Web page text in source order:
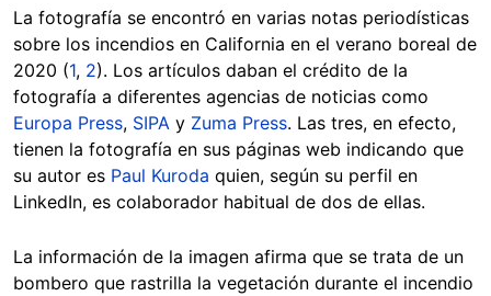
La fotografía se encontró en varias notas periodísticas
sobre los incendios en California en el verano boreal de
2020 (1, 2). Los artículos daban el crédito de la
fotografía a diferentes agencias de noticias como
Europa Press, SIPA y Zuma Press. Las tres, en efecto,
tienen la fotografía en sus páginas web indicando que
su autor es Paul Kuroda quien, según su perfil en
LinkedIn, es colaborador habitual de dos de ellas.
La información de la imagen afirma que se trata de un
bombero que rastrilla la vegetación durante el incendio